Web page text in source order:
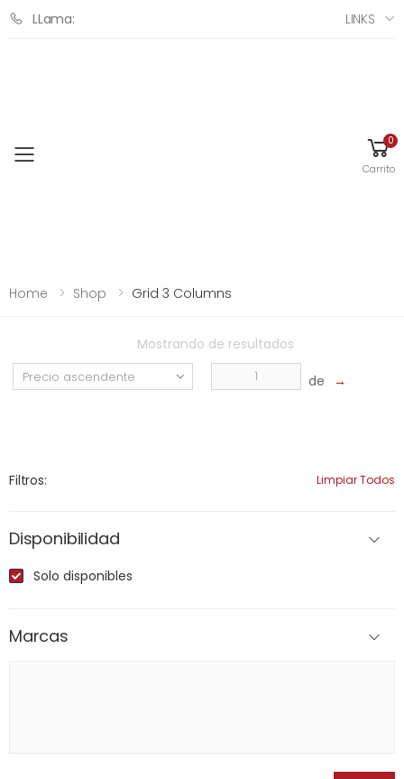
LLama: LINKS
Toggle mobile menu
0
Carrito
Home Shop Grid 3 Columns
Mostrando de resultados
de →
Filtros: Limpiar Todos
Disponibilidad
Solo disponibles
Marcas